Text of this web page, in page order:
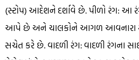
(સ્ટોપ) આદેશને દર્શાવે છે. પીળો રંગ: આ
આપે છે અને ચાલકોને આગળ આવનારા
સચેત કરે છે. વાદળી રંગ: વાદળી રંગના